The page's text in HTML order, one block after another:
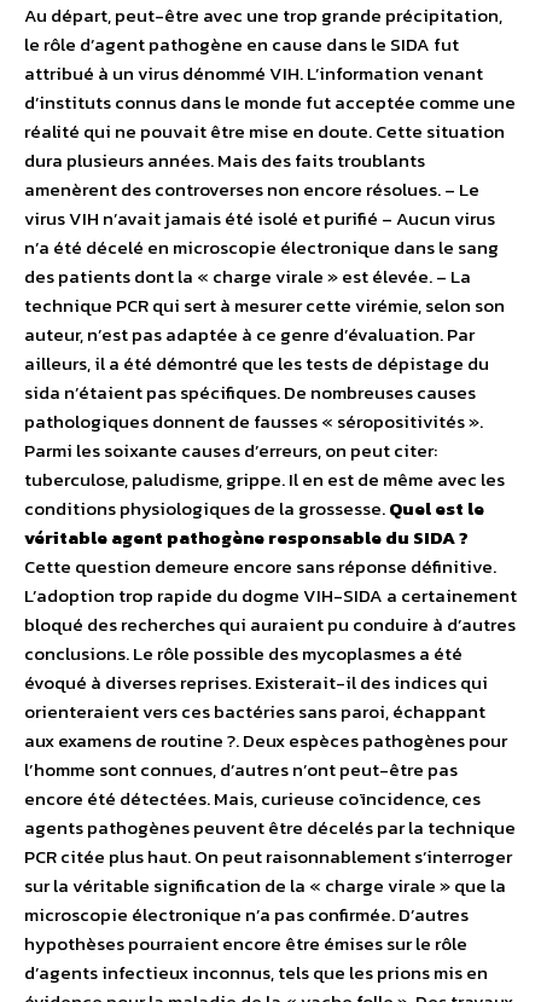
Au départ, peut-être avec une trop grande précipitation,
le rôle d’agent pathogène en cause dans le SIDA fut
attribué à un virus dénommé VIH. L’information venant
d’instituts connus dans le monde fut acceptée comme une
réalité qui ne pouvait être mise en doute. Cette situation
dura plusieurs années. Mais des faits troublants
amenèrent des controverses non encore résolues. – Le
virus VIH n’avait jamais été isolé et purifié – Aucun virus
n’a été décelé en microscopie électronique dans le sang
des patients dont la « charge virale » est élevée. – La
technique PCR qui sert à mesurer cette virémie, selon son
auteur, n’est pas adaptée à ce genre d’évaluation. Par
ailleurs, il a été démontré que les tests de dépistage du
sida n’étaient pas spécifiques. De nombreuses causes
pathologiques donnent de fausses « séropositivités ».
Parmi les soixante causes d’erreurs, on peut citer:
tuberculose, paludisme, grippe. Il en est de même avec les
conditions physiologiques de la grossesse.Quel est le
véritable agent pathogène responsable du SIDA ?
Cette question demeure encore sans réponse définitive.
L’adoption trop rapide du dogme VIH-SIDA a certainement
bloqué des recherches qui auraient pu conduire à d’autres
conclusions. Le rôle possible des mycoplasmes a été
évoqué à diverses reprises. Existerait-il des indices qui
orienteraient vers ces bactéries sans paroi, échappant
aux examens de routine ?. Deux espèces pathogènes pour
l’homme sont connues, d’autres n’ont peut-être pas
encore été détectées. Mais, curieuse coïncidence, ces
agents pathogènes peuvent être décelés par la technique
PCR citée plus haut. On peut raisonnablement s’interroger
sur la véritable signification de la « charge virale » que la
microscopie électronique n’a pas confirmée. D’autres
hypothèses pourraient encore être émises sur le rôle
d’agents infectieux inconnus, tels que les prions mis en